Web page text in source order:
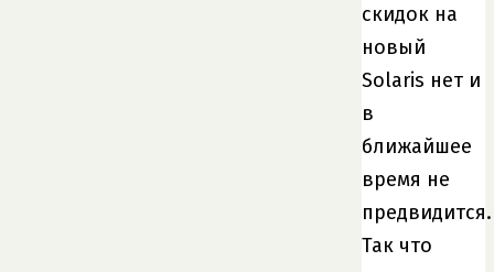
скидок на
новый
Solaris нет и
в
ближайшее
время не
предвидится.
Так что